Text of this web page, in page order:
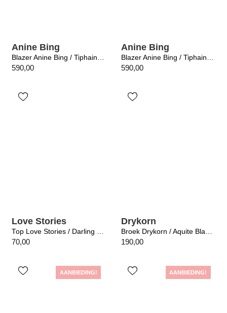
Anine Bing
590,00
Anine Bing
590,00
Love Stories
Top Love Stories / Darling Grey
70,00
Drykorn
Broek Drykorn / Aquite Black 1000
190,00
AANBIEDING! AANBIEDING!